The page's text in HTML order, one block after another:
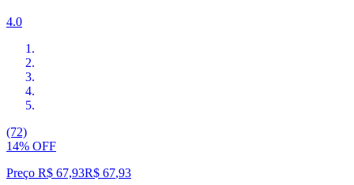
4.0
(72)
14% OFF
Preço R$ 67,93R$ 67,93